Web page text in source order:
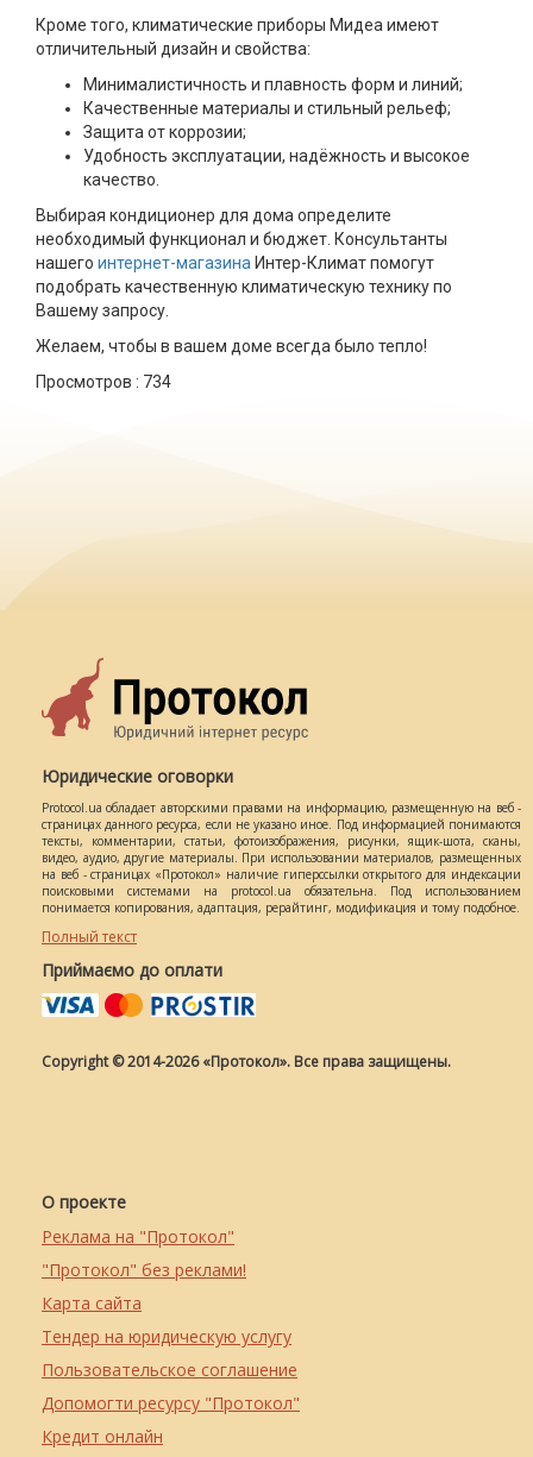
Кроме того, климатические приборы Мидеа имеют
отличительный дизайн и свойства:
Минималистичность и плавность форм и линий;
Качественные материалы и стильный рельеф;
Защита от коррозии;
Удобность эксплуатации, надёжность и высокое
качество.
Выбирая кондиционер для дома определите
необходимый функционал и бюджет. Консультанты
нашего интернет-магазина Интер-Климат помогут
подобрать качественную климатическую технику по
Вашему запросу.
Желаем, чтобы в вашем доме всегда было тепло!
Просмотров : 734
Юридические оговорки
Protocol.ua обладает авторскими правами на информацию, размещенную на веб -
страницах данного ресурса, если не указано иное. Под информацией понимаются
тексты, комментарии, статьи, фотоизображения, рисунки, ящик-шота, сканы,
видео, аудио, другие материалы. При использовании материалов, размещенных
на веб - страницах «Протокол» наличие гиперссылки открытого для индексации
поисковыми системами на protocol.ua обязательна. Под использованием
понимается копирования, адаптация, рерайтинг, модификация и тому подобное.
Полный текст
Приймаємо до оплати
Copyright © 2014-2026 «Протокол». Все права защищены.
О проекте
Реклама на "Протокол"
"Протокол" без реклами!
Карта сайта
Тендер на юридическую услугу
Пользовательское соглашение
Допомогти ресурсу "Протокол"
Кредит онлайн